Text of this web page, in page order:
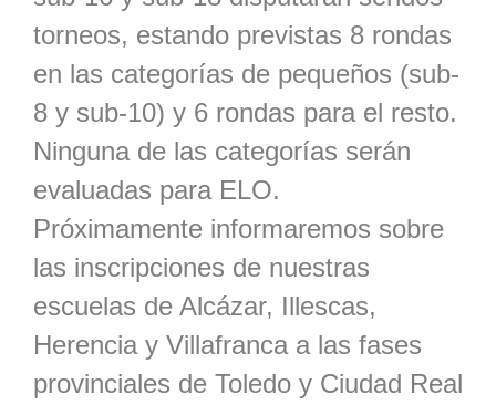
torneos, estando previstas 8 rondas
en las categorías de pequeños (sub-
8 y sub-10) y 6 rondas para el resto.
Ninguna de las categorías serán
evaluadas para ELO.
Próximamente informaremos sobre
las inscripciones de nuestras
escuelas de Alcázar, Illescas,
Herencia y Villafranca a las fases
provinciales de Toledo y Ciudad Real